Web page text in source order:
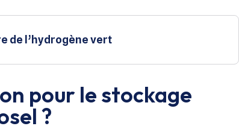
de l’hydrogène vert
pour le stockage
?